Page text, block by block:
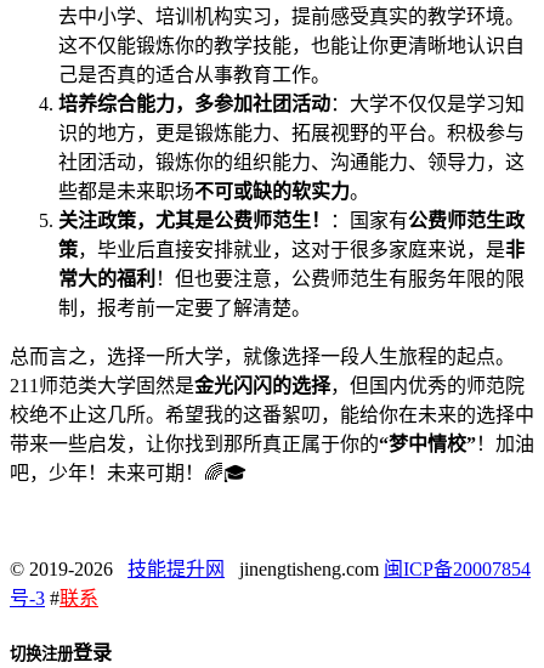
去中小学、培训机构实习，提前感受真实的教学环境。
这不仅能锻炼你的教学技能，也能让你更清晰地认识自
己是否真的适合从事教育工作。
培养综合能力，多参加社团活动：大学不仅仅是学习知
识的地方，更是锻炼能力、拓展视野的平台。积极参与
社团活动，锻炼你的组织能力、沟通能力、领导力，这
些都是未来职场不可或缺的软实力。
关注政策，尤其是公费师范生！
：国家有公费师范生政
策，毕业后直接安排就业，这对于很多家庭来说，是非
常大的福利 ！但也要注意，公费师范生有服务年限的限
制，报考前一定要了解清楚。
总而言之，选择一所大学，就像选择一段人生旅程的起点。
211师范类大学固然是金光闪闪的选择，但国内优秀的师范院
校绝不止这几所。希望我的这番絮叨，能给你在未来的选择中
带来一些启发，让你找到那所真正属于你的“梦中情校”！加油
吧，少年！未来可期！🌈🎓
© 2019-2026 技能提升网 jinengtisheng.com 闽ICP备20007854
号-3 #联系
切换注册登录